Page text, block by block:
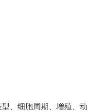
、细胞周期、增殖、